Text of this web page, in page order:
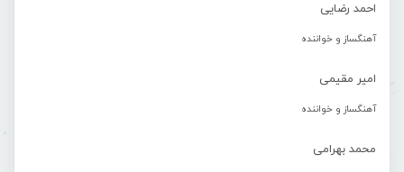
احمد رضایی
آهنگساز و خواننده
امیر مقیمی
آهنگساز و خواننده
محمد بهرامی